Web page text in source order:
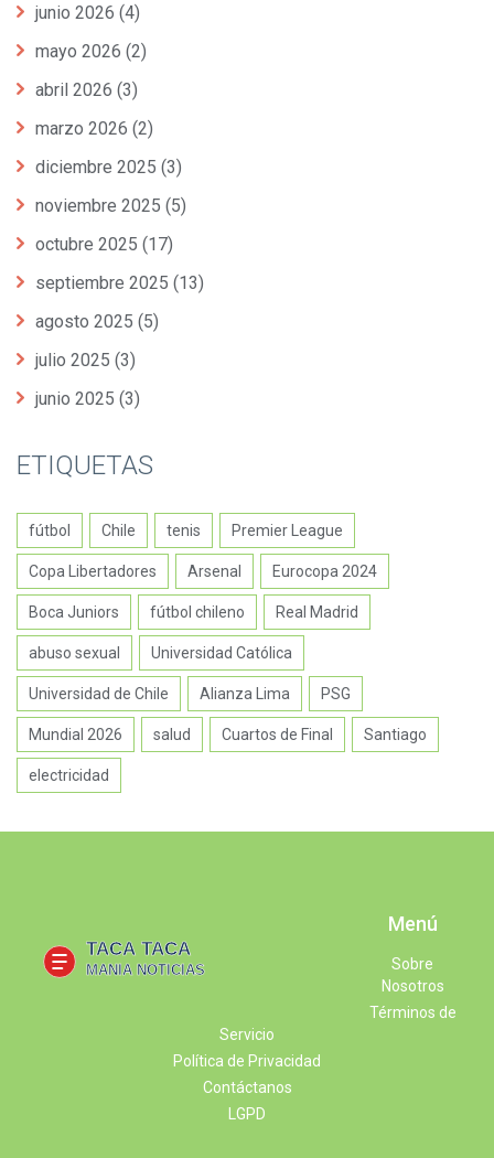
junio 2026 (4)
mayo 2026 (2)
abril 2026 (3)
marzo 2026 (2)
diciembre 2025 (3)
noviembre 2025 (5)
octubre 2025 (17)
septiembre 2025 (13)
agosto 2025 (5)
julio 2025 (3)
junio 2025 (3)
ETIQUETAS
fútbol Chile tenis Premier League
Copa Libertadores Arsenal Eurocopa 2024
Boca Juniors fútbol chileno Real Madrid
abuso sexual Universidad Católica
Universidad de Chile Alianza Lima PSG
Mundial 2026 salud Cuartos de Final Santiago
electricidad
Menú
Sobre
Nosotros
Términos de
Servicio
Política de Privacidad
Contáctanos
LGPD